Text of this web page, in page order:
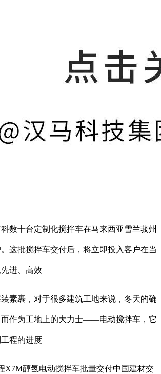
十台定制化搅拌车在马来西亚雪兰莪州
这批搅拌车交付后，将立即投入客户在当
进、高效
裹，对于很多建筑工地来说，冬天的确
而作为工地上的大力士——电动搅拌车，它
程的进度
醇氢电动搅拌车批量交付中国建材交